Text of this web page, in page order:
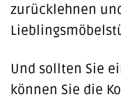
zurücklehnen
Und sollten Sie
können Sie die